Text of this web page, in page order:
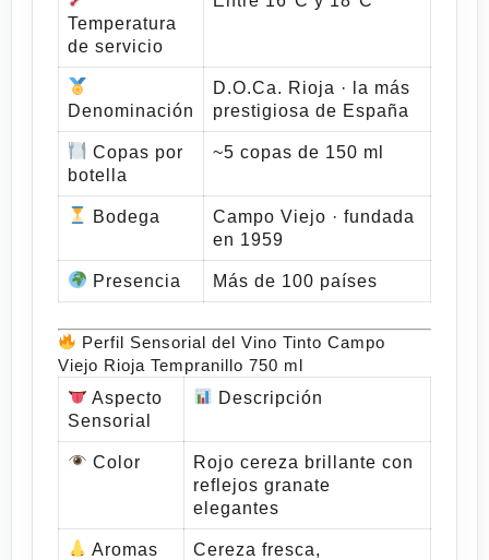
Temperatura
de servicio
Denominación
D.O.Ca. Rioja · la más
prestigiosa de España
Copas por
botella
~5 copas de 150 ml
Bodega
Campo Viejo · fundada
en 1959
Presencia Más de 100 países
Perfil Sensorial del Vino Tinto Campo
Viejo Rioja Tempranillo 750 ml
Aspecto
Sensorial
Descripción
Color
Rojo cereza brillante con
reflejos granate
elegantes
Aromas
Cereza fresca,